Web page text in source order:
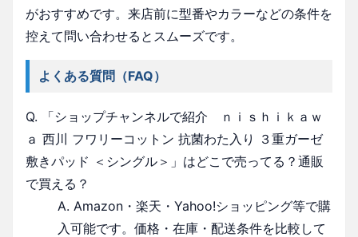
がおすすめです。来店前に型番やカラーなどの条件を
控えて問い合わせるとスムーズです。
よくある質問（FAQ）
Q. 「ショップチャンネルで紹介 ｎｉｓｈｉｋａｗ
ａ 西川 フワリーコットン 抗菌わた入り ３重ガーゼ
敷きパッド ＜シングル＞」はどこで売ってる？通販
で買える？
A. Amazon・楽天・Yahoo!ショッピング等で購
入可能です。価格・在庫・配送条件を比較して